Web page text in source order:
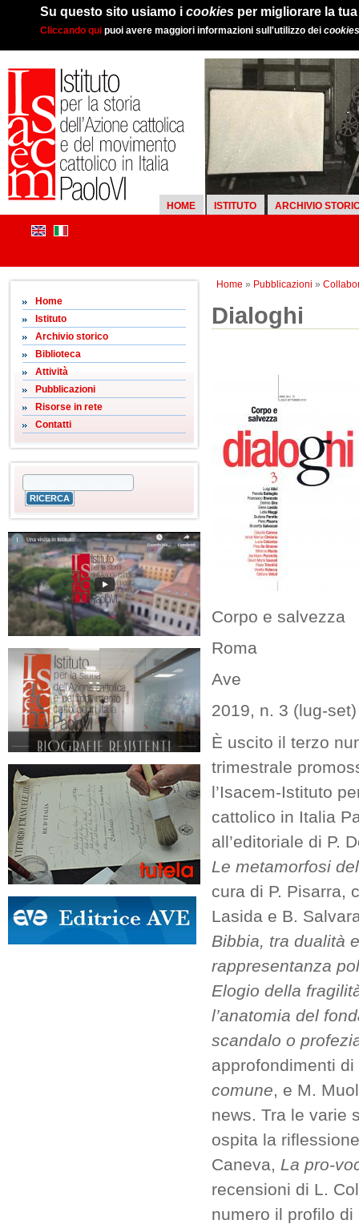
Su questo sito usiamo i cookies per migliorare la
Cliccando qui puoi avere maggiori informazioni sull'utilizzo dei cookies
HOME ISTITUTO ARCHIVIO
Home » Pubblicazioni »
Home
Istituto
Archivio storico
Biblioteca
Attività
Pubblicazioni
Risorse in rete
Contatti
Dialoghi
Corpo e salvezza
Roma
Ave
2019, n. 3 (lug-set)
È uscito il terzo
trimestrale
l’Isacem-Istituto
cattolico in Italia
all’editoriale di P.
Le metamorfosi
cura di P. Pisarra,
Lasida e B.
Bibbia, tra dualità
rappresentanza
Elogio della
l’anatomia del
scandalo o
approfondimenti
comune, e M.
news. Tra le varie
ospita la
Caneva, La pro-
recensioni di L.
numero il profilo